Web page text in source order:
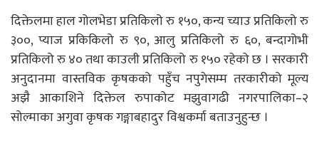
दिक्तेलमा हाल गोलभेडा प्रतिकिलो रु १५०, कन्य च्याउ प्रतिकिलो रु
३००, प्याज प्रकिकिलो रु ९०, आलु प्रतिकिलो रु ६०, बन्दागोभी
प्रतिकिलो रु ४० तथा काउली प्रतिकिलो रु १५० रहेको छ । सरकारी
अनुदानमा वास्तविक कृषकको पहुँच नपुगेसम्म तरकारीको मूल्य
अझै आकाशिने दिक्तेल रुपाकोट मझुवागढी नगरपालिका–२
सोल्माका अगुवा कृषक गङ्गाबहादुर विश्वकर्मा बताउनुहुन्छ ।